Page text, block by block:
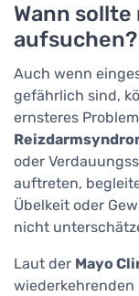
Wann
aufsuchen?
Auch wenn
gefährlich sind,
ernsteres
oder
auftreten,
Übelkeit oder
nicht
Laut der Mayo